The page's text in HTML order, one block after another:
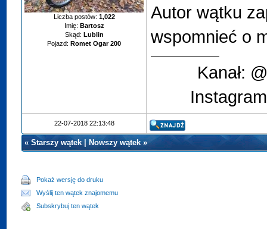
Liczba postów: 1,022
Imię: Bartosz
Skąd: Lublin
Pojazd: Romet Ogar 200
Autor wątku
wspomnieć o
Kanał:
22-07-2018 22:13:48
«Starszy wątek Nowszy wątek»
Pokaż wersję do druku
Wyślij ten wątek znajomemu
Subskrybuj ten wątek